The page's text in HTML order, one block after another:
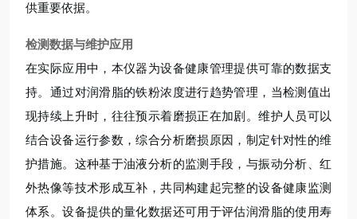
供重要依据。
检测数据与维护应用
在实际应用中，本仪器为设备健康管理提供可靠的数据支
持。通过对润滑脂的铁粉浓度进行趋势管理，当检测值出
现持续上升时，往往预示着磨损正在加剧。维护人员可以
结合设备运行参数，综合分析磨损原因，制定针对性的维
护措施。这种基于油液分析的监测手段，与振动分析、红
外热像等技术形成互补，共同构建起完整的设备健康监测
体系。设备提供的量化数据还可用于评估润滑脂的使用寿